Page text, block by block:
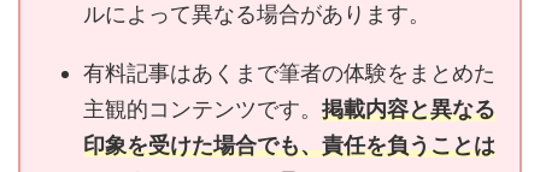
ルによって異なる場合があります。
有料記事はあくまで筆者の体験をまとめた
主観的コンテンツです。 掲載内容と異なる
印象を受けた場合でも、責任を負うことは